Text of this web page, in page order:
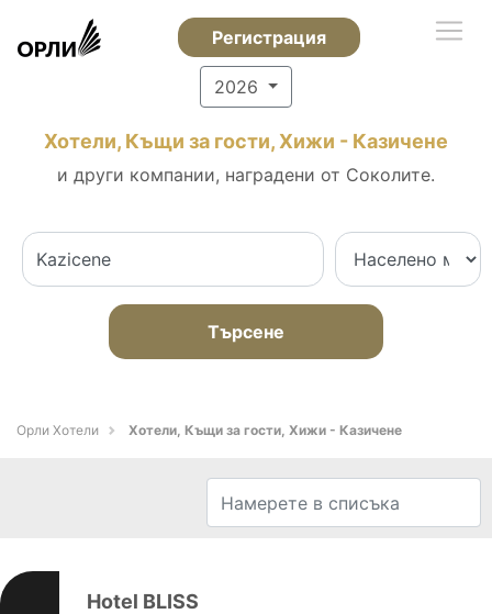
Регистрация
2026
Хотели, Къщи за гости, Хижи - Казичене
и други компании, наградени от Соколите.
Търсене
Орли Хотели Хотели, Къщи за гости, Хижи - Казичене
Hotel BLISS